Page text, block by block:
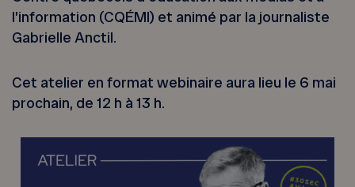
l’information (CQÉMI) et animé par la journaliste
Gabrielle Anctil.
Cet atelier en format webinaire aura lieu le 6 mai
prochain, de 12 h à 13 h.